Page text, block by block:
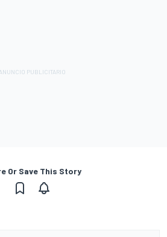
Or Save This Story